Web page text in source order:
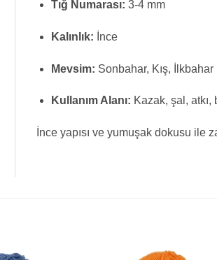
Tığ Numarası: 3-4 mm
Kalınlık: İnce
Mevsim: Sonbahar, Kış, İlkbahar
Kullanım Alanı: Kazak, şal,
İnce yapısı ve yumuşak dokusu